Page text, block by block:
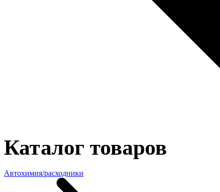
Каталог товаров
Автохимия/расходники